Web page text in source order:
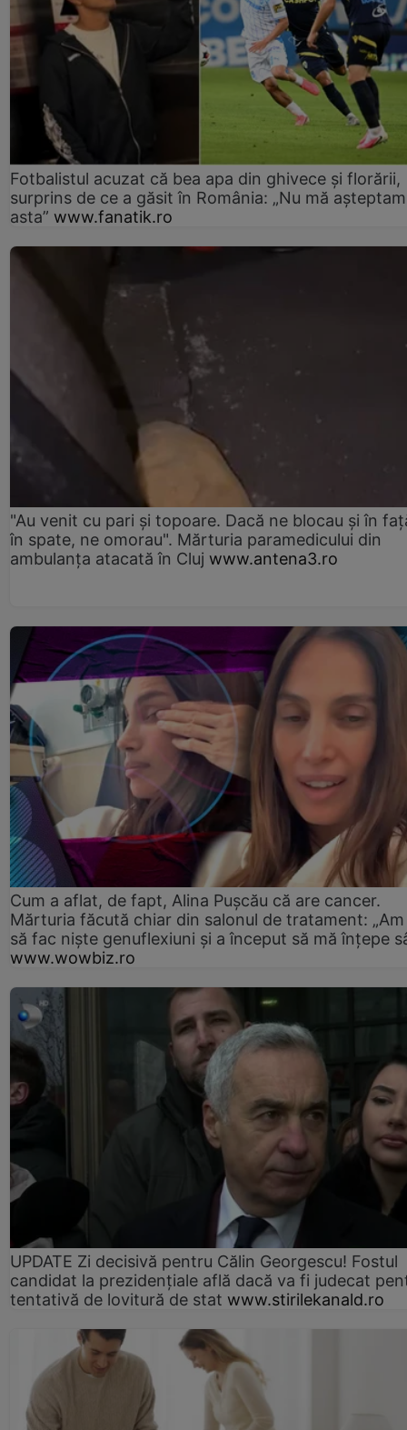
Fotbalistul acuzat că bea apa din ghivece și florării,
surprins de ce a găsit în România: „Nu mă
asta” www.fanatik.ro
"Au venit cu pari și topoare. Dacă ne blocau şi în
în spate, ne omorau". Mărturia paramedicului din
ambulanţa atacată în Cluj www.antena3.ro
Cum a aflat, de fapt, Alina Pușcău că are cancer.
Mărturia făcută chiar din salonul de tratament:
să fac niște genuflexiuni și a început să mă înțepe
www.wowbiz.ro
UPDATE Zi decisivă pentru Călin Georgescu! Fostul
candidat la prezidențiale află dacă va fi judecat
tentativă de lovitură de stat www.stirilekanald.ro